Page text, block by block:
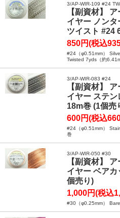
3/AP-WIR-109 #24 TW
【副資材】
イヤー ノン
ツイスト #24
850円(税込
#24（φ0.51mm）
Twisted 7yds（約
3/AP-WIR-083 #24
【副資材】
イヤー ステ
18m巻 (1個売
600円(税込
#24（φ0.51mm）
巻
3/AP-WIR-050 #30
【副資材】
イヤー ベア
個売り)
1,000円(税込
#30（φ0.25mm）